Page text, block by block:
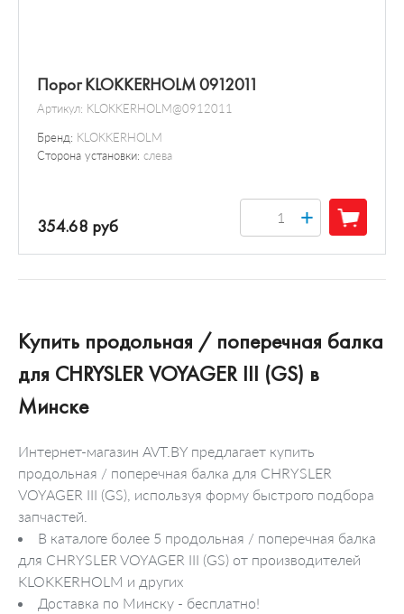
Порог KLOKKERHOLM 0912011
Артикул: KLOKKERHOLM@0912011
Бренд: KLOKKERHOLM
Сторона установки: слева
354.68 руб +
Купить продольная / поперечная балка
для CHRYSLER VOYAGER III (GS) в
Минске
Интернет-магазин AVT.BY предлагает купить
продольная / поперечная балка для CHRYSLER
VOYAGER III (GS), используя форму быстрого подбора
запчастей.
В каталоге более 5 продольная / поперечная балка
для CHRYSLER VOYAGER III (GS) от производителей
KLOKKERHOLM и других
Доставка по Минску - бесплатно!